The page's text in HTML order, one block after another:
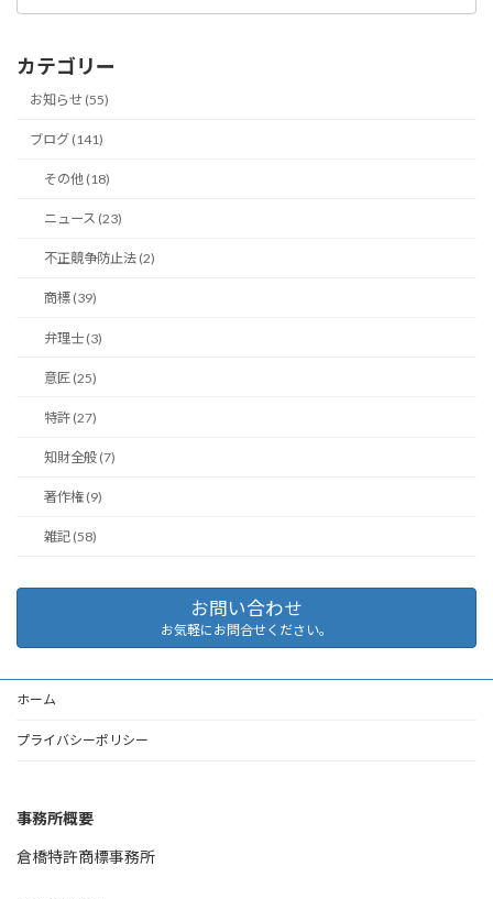
ア
カ
イ
カテゴリー
お知らせ (55)
ブログ (141)
その他 (18)
ニュース (23)
不正競争防止法 (2)
商標 (39)
弁理士 (3)
意匠 (25)
特許 (27)
知財全般 (7)
著作権 (9)
雑記 (58)
お問い合わせ
お気軽にお問合せください。
ホーム
プライバシーポリシー
事務所概要
倉橋特許商標事務所